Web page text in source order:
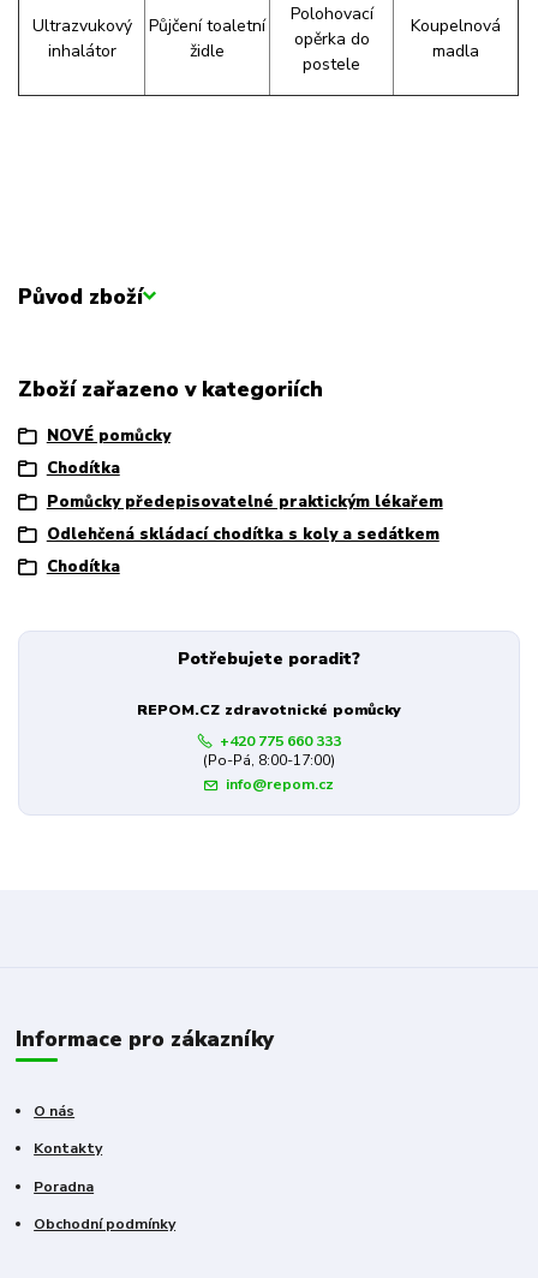
Ultrazvukový
inhalátor
Půjčení toaletní
židle
Polohovací
opěrka do
postele
Koupelnová
madla
Původ zboží
Zboží zařazeno v kategoriích
NOVÉ pomůcky
Chodítka
Pomůcky předepisovatelné praktickým lékařem
Odlehčená skládací chodítka s koly a sedátkem
Chodítka
Potřebujete poradit?
REPOM.CZ zdravotnické pomůcky
+420 775 660 333
(Po-Pá, 8:00-17:00)
info@repom.cz
Informace pro zákazníky
O nás
Kontakty
Poradna
Obchodní podmínky